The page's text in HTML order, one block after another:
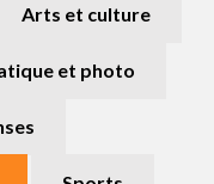
Arts et culture
et photo